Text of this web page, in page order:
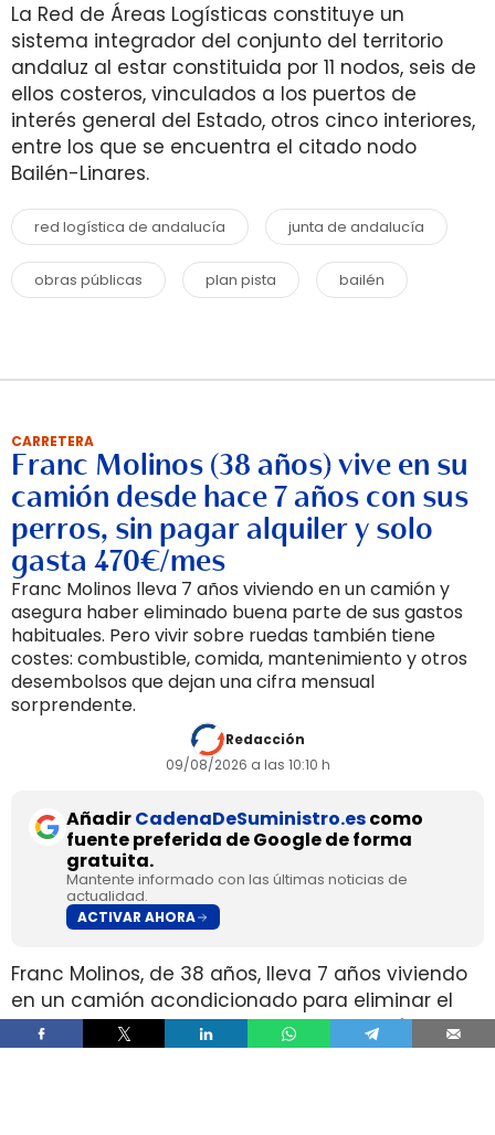
La Red de Áreas Logísticas constituye un
sistema integrador del conjunto del territorio
andaluz al estar constituida por 11 nodos, seis de
ellos costeros, vinculados a los puertos de
interés general del Estado, otros cinco interiores,
entre los que se encuentra el citado nodo
Bailén-Linares.
red logística de andalucía junta de andalucía
obras públicas plan pista bailén
CARRETERA
Franc Molinos (38 años) vive en su
camión desde hace 7 años con sus
perros, sin pagar alquiler y solo
gasta 470€/mes
Franc Molinos lleva 7 años viviendo en un camión y
asegura haber eliminado buena parte de sus gastos
habituales. Pero vivir sobre ruedas también tiene
costes: combustible, comida, mantenimiento y otros
desembolsos que dejan una cifra mensual
sorprendente.
Redacción
09/08/2026 a las 10:10 h
AñadirCadenaDeSuministro.escomo
fuente preferida de Google de forma
gratuita.
Mantente informado con las últimas noticias de
actualidad.
ACTIVAR AHORA
Franc Molinos, de 38 años, lleva 7 años viviendo
en un camión acondicionado para eliminar el
alquiler y recortar sus gastos fijos. El vehículo
incorpora cocina, dormitorio, espacio de